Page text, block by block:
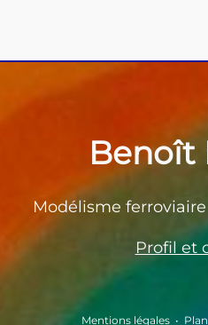
Benoît
Modélisme
Profil et
Mentions légales •